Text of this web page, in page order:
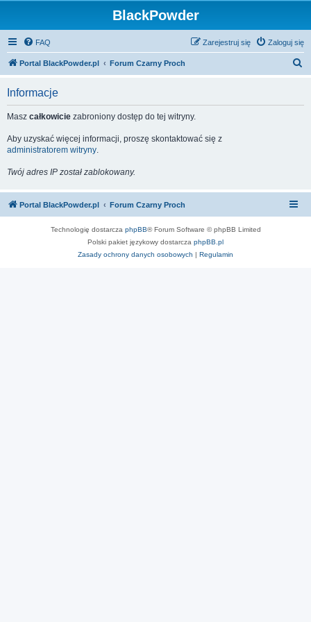
BlackPowder
FAQ Zaloguj się
Zarejestruj się
Portal BlackPowder.pl Forum Czarny Proch
Informacje
Masz całkowicie zabroniony dostęp do tej witryny.
Aby uzyskać więcej informacji, proszę skontaktować się z
administratorem witryny.
Twój adres IP został zablokowany.
Portal BlackPowder.pl Forum Czarny Proch
Technologię dostarcza phpBB® Forum Software © phpBB Limited
Polski pakiet językowy dostarcza phpBB.pl
Zasady ochrony danych osobowych | Regulamin